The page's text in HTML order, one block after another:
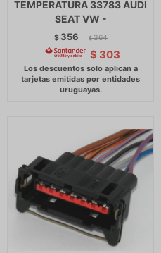
TEMPERATURA 33783 AUDI
SEAT VW -
$ 356 $ 364
$ 303